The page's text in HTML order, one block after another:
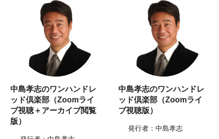
中島孝志のワンハンドレ
ッド倶楽部（Zoomライ
ブ視聴＋アーカイブ閲覧
版）
中島孝志のワンハンドレ
ッド倶楽部（Zoomライ
ブ視聴版）
発行者：中島孝志